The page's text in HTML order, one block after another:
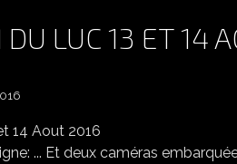
LUC 13 ET 14
... Et deux caméras